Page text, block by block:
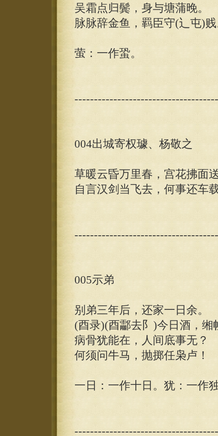
吴霜点归鬓，身与塘蒲晚。
脉脉辞金鱼，羁臣守(辶屯)
萤：一作蛩。
004出城寄权璩、杨敬之
草暖云昏万里春，宫花拂面
自言汉剑当飞去，何事还车
005示弟
别弟三年后，还家一日余。
(酉录)(酉酃去阝)今日酒，缃
病骨犹能在，人间底事无？
何须问牛马，抛掷任枭卢！
一日：一作十日。犹：一作